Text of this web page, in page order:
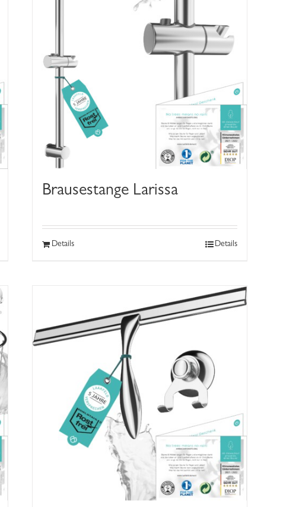
Brausestange Larissa
Details Details